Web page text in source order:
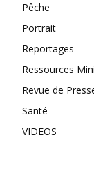
Pêche
Portrait
Reportages
Ressources
Revue de
Santé
VIDEOS